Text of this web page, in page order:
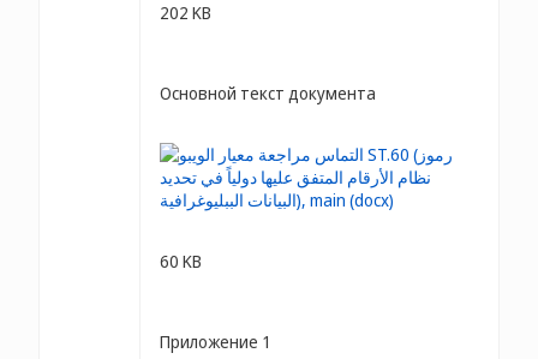
202 KB
Основной текст документа
60 KB
Приложение 1